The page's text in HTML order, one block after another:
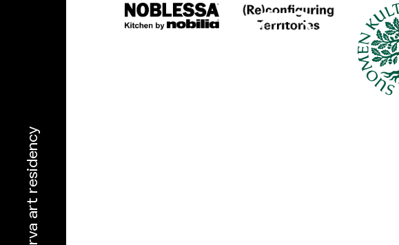
narva art residency